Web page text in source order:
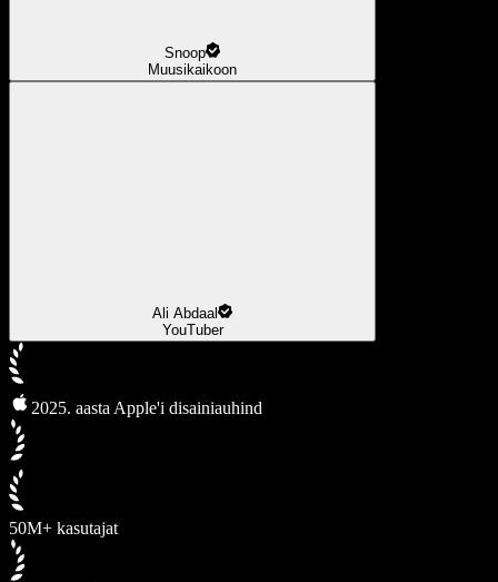
Snoop
Muusikaikoon
Ali Abdaal
YouTuber
2025. aasta Apple'i disainiauhind
50M+ kasutajat